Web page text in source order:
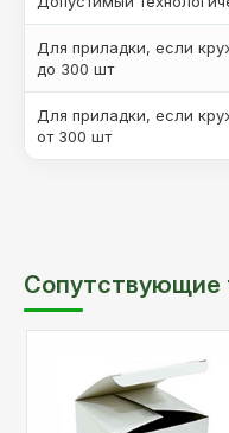
Для приладки, если
до 300 шт
Для приладки, если
от 300 шт
Сопутствующие